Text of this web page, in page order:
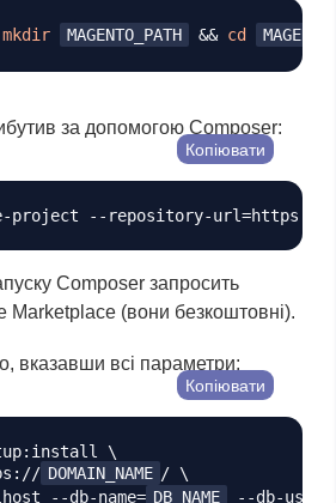
mkdir MAGENTO_PATH && cd
за допомогою Composer:
project --repository-url=https://
Копіювати
Composer запросить
Marketplace (вони безкоштовні).
вказавши всі параметри:
\
DOMAIN_NAME / \
--db-name= DB_NAME --db-user
Копіювати